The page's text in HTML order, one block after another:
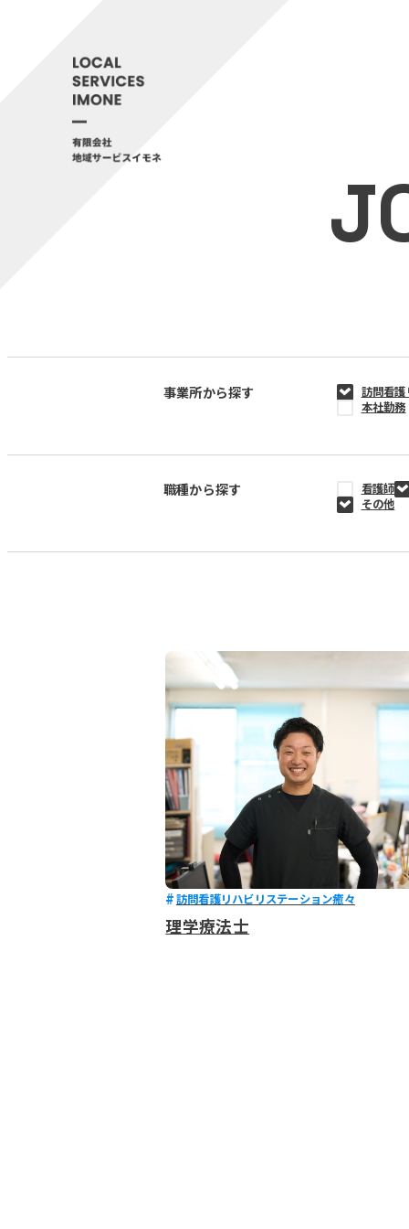
事業所から探す
訪問看
本社勤務
職種から探す
看護師
その他
訪問看護リハビリステーション癒々
理学療法士